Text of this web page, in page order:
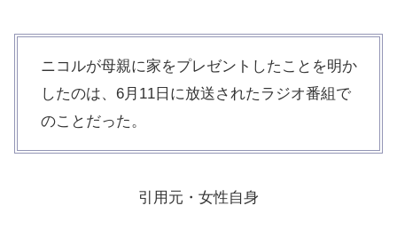
ニコルが母親に家をプレゼントしたことを明か
したのは、6月11日に放送されたラジオ番組で
のことだった。
引用元・女性自身